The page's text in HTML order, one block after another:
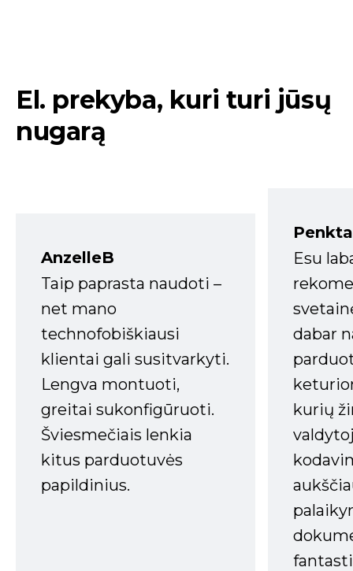
El. prekyba, kuri turi jūsų
nugarą
AnzelleB
Taip paprasta naudoti –
net mano
technofobiškiausi
klientai gali susitvarkyti.
Lengva montuoti,
greitai sukonfigūruoti.
Šviesmečiais lenkia
kitus parduotuvės
papildinius.
Esu
dabar
kurių